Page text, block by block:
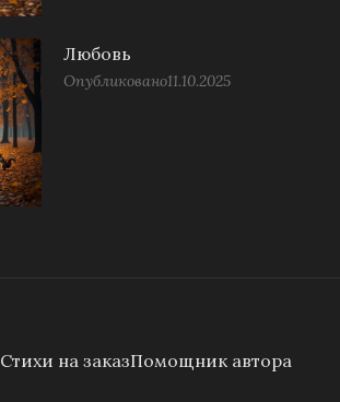
Любовь
Опубликовано11.10.2025
Стихи на заказПомощник автора